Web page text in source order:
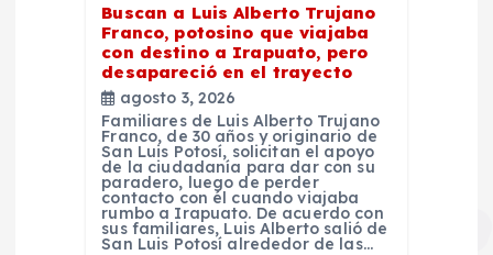
Buscan a Luis Alberto Trujano
Franco, potosino que viajaba
con destino a Irapuato, pero
desapareció en el trayecto
agosto 3, 2026
Familiares de Luis Alberto Trujano
Franco, de 30 años y originario de
San Luis Potosí, solicitan el apoyo
de la ciudadanía para dar con su
paradero, luego de perder
contacto con él cuando viajaba
rumbo a Irapuato. De acuerdo con
sus familiares, Luis Alberto salió de
San Luis Potosí alrededor de las…